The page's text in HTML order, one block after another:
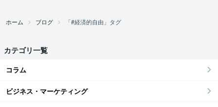
ホーム ブログ 「#経済的自由」タグ
カテゴリ一覧
コラム
ビジネス・マーケティング